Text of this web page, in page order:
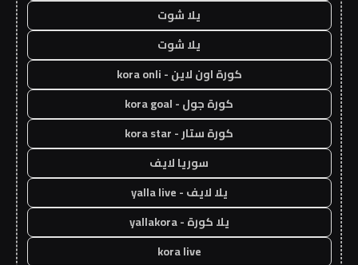
يلا شوت
يلا شوت
كورة اون لاين - kora onli
كورة جول - kora goal
كورة ستار - kora star
سوريا لايف
يلا لايف - yalla live
يلا كورة - yallakora
kora live